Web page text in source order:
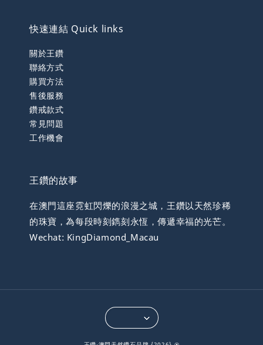
快速連結 Quick links
關於王鑽
聯絡方式
購買方法
售後服務
鑽戒款式
常見問題
工作機會
王鑽的故事
在澳門這座霓虹閃爍的浪漫之城，王鑽以天然珍稀
的珠寶，為每段時刻鐫刻永恆，傳遞幸福的光芒。
Wechat: KingDiamond_Macau